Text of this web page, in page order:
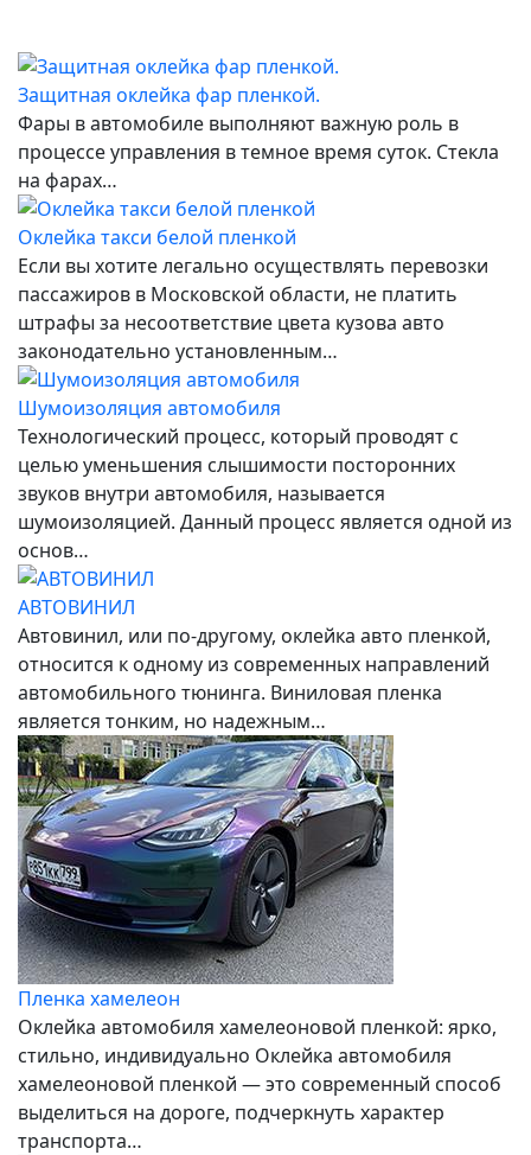
Защитная оклейка фар пленкой.
Фары в автомобиле выполняют важную роль в
процессе управления в темное время суток. Стекла
на фарах…
Оклейка такси белой пленкой
Если вы хотите легально осуществлять перевозки
пассажиров в Московской области, не платить
штрафы за несоответствие цвета кузова авто
законодательно установленным…
Шумоизоляция автомобиля
Технологический процесс, который проводят с
целью уменьшения слышимости посторонних
звуков внутри автомобиля, называется
шумоизоляцией. Данный процесс является одной из
основ…
АВТОВИНИЛ
Автовинил, или по-другому, оклейка авто пленкой,
относится к одному из современных направлений
автомобильного тюнинга. Виниловая пленка
является тонким, но надежным…
Пленка хамелеон
Оклейка автомобиля хамелеоновой пленкой: ярко,
стильно, индивидуально Оклейка автомобиля
хамелеоновой пленкой — это современный способ
выделиться на дороге, подчеркнуть характер
транспорта…